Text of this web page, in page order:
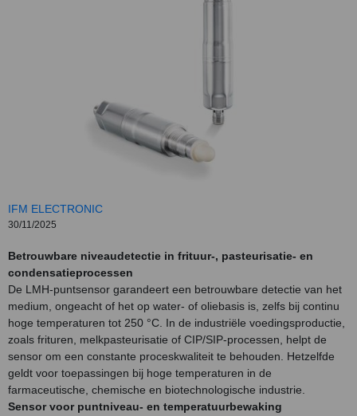
IFM ELECTRONIC
30/11/2025
Betrouwbare niveaudetectie in frituur-, pasteurisatie- en
condensatieprocessen
De LMH-puntsensor garandeert een betrouwbare detectie van het
medium, ongeacht of het op water- of oliebasis is, zelfs bij continu
hoge temperaturen tot 250 °C. In de industriële voedingsproductie,
zoals frituren, melkpasteurisatie of CIP/SIP-processen, helpt de
sensor om een constante proceskwaliteit te behouden. Hetzelfde
geldt voor toepassingen bij hoge temperaturen in de
farmaceutische, chemische en biotechnologische industrie.
Sensor voor puntniveau- en temperatuurbewaking